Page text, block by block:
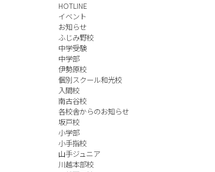
HOTLINE
イベント
お知らせ
ふじみ野校
中学受験
中学部
伊勢原校
個別スクール和光校
入間校
南古谷校
各校舎からのお知らせ
坂戸校
小学部
小手指校
山手ジュニア
川越本部校